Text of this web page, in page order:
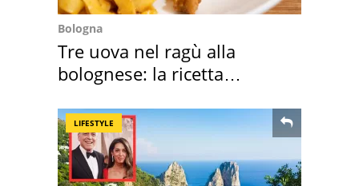
Bologna
Tre uova nel ragù alla
bolognese: la ricetta
LIFESTYLE